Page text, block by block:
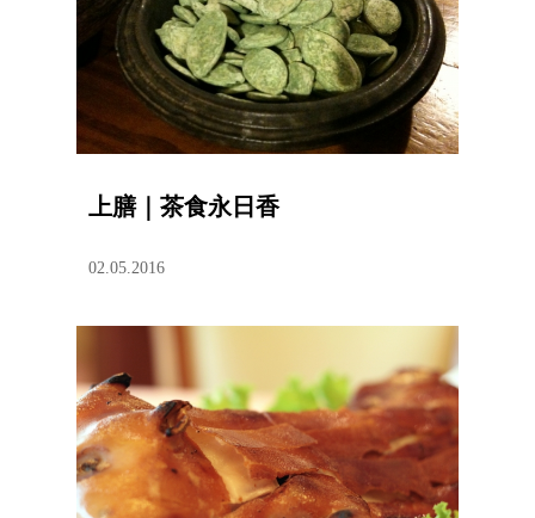
上膳｜茶食永日香
02.05.2016